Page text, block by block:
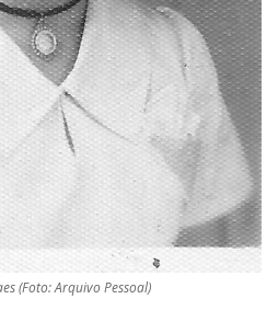
(Foto: Arquivo Pessoal)